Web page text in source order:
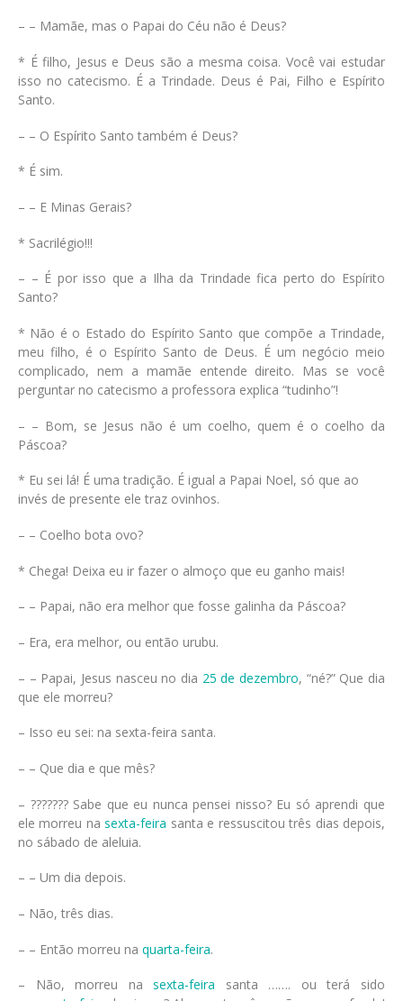
– – Mamãe, mas o Papai do Céu não é Deus?
* É filho, Jesus e Deus são a mesma coisa. Você vai estudar
isso no catecismo. É a Trindade. Deus é Pai, Filho e Espírito
Santo.
– – O Espírito Santo também é Deus?
* É sim.
– – E Minas Gerais?
* Sacrilégio!!!
– – É por isso que a Ilha da Trindade fica perto do Espírito
Santo?
* Não é o Estado do Espírito Santo que compõe a Trindade,
meu filho, é o Espírito Santo de Deus. É um negócio meio
complicado, nem a mamãe entende direito. Mas se você
perguntar no catecismo a professora explica “tudinho”!
– – Bom, se Jesus não é um coelho, quem é o coelho da
Páscoa?
* Eu sei lá! É uma tradição. É igual a Papai Noel, só que ao
invés de presente ele traz ovinhos.
– – Coelho bota ovo?
* Chega! Deixa eu ir fazer o almoço que eu ganho mais!
– – Papai, não era melhor que fosse galinha da Páscoa?
– Era, era melhor, ou então urubu.
– – Papai, Jesus nasceu no dia 25 de dezembro, “né?” Que dia
que ele morreu?
– Isso eu sei: na sexta-feira santa.
– – Que dia e que mês?
– ??????? Sabe que eu nunca pensei nisso? Eu só aprendi que
ele morreu nasexta-feira santa e ressuscitou três dias depois,
no sábado de aleluia.
– – Um dia depois.
– Não, três dias.
– – Então morreu na quarta-feira.
– Não, morreu nasexta-feira santa ……. ou terá sido